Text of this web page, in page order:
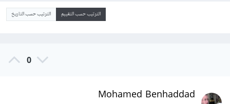
الترتيب حسب التقييم الترتيب حسب التاريخ
0
Mohamed Benhaddad